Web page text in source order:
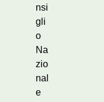
nsi
gli
o
Na
zio
nal
e